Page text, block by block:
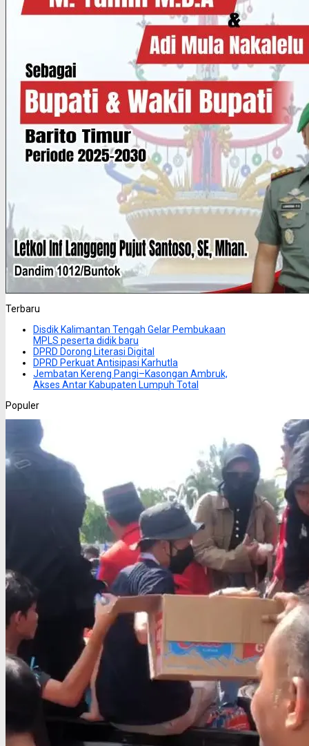
Terbaru
Disdik Kalimantan Tengah Gelar Pembukaan
MPLS peserta didik baru
DPRD Dorong Literasi Digital
DPRD Perkuat Antisipasi Karhutla
Jembatan Kereng Pangi–Kasongan Ambruk,
Akses Antar Kabupaten Lumpuh Total
Populer